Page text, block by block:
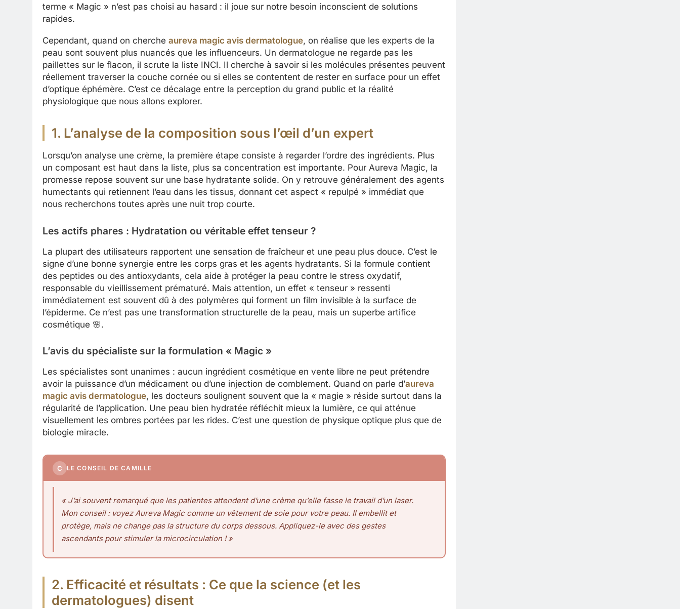
terme « Magic » n’est pas choisi au hasard : il joue sur notre besoin inconscient de solutions
rapides.
Cependant, quand on cherche aureva magic avis dermatologue, on réalise que les experts de la
peau sont souvent plus nuancés que les influenceurs. Un dermatologue ne regarde pas les
paillettes sur le flacon, il scrute la liste INCI. Il cherche à savoir si les molécules présentes peuvent
réellement traverser la couche cornée ou si elles se contentent de rester en surface pour un effet
d’optique éphémère. C’est ce décalage entre la perception du grand public et la réalité
physiologique que nous allons explorer.
1. L’analyse de la composition sous l’œil d’un expert
Lorsqu’on analyse une crème, la première étape consiste à regarder l’ordre des ingrédients. Plus
un composant est haut dans la liste, plus sa concentration est importante. Pour Aureva Magic, la
promesse repose souvent sur une base hydratante solide. On y retrouve généralement des agents
humectants qui retiennent l’eau dans les tissus, donnant cet aspect « repulpé » immédiat que
nous recherchons toutes après une nuit trop courte.
Les actifs phares : Hydratation ou véritable effet tenseur ?
La plupart des utilisateurs rapportent une sensation de fraîcheur et une peau plus douce. C’est le
signe d’une bonne synergie entre les corps gras et les agents hydratants. Si la formule contient
des peptides ou des antioxydants, cela aide à protéger la peau contre le stress oxydatif,
responsable du vieillissement prématuré. Mais attention, un effet « tenseur » ressenti
immédiatement est souvent dû à des polymères qui forment un film invisible à la surface de
l’épiderme. Ce n’est pas une transformation structurelle de la peau, mais un superbe artifice
cosmétique 🌸.
L’avis du spécialiste sur la formulation « Magic »
Les spécialistes sont unanimes : aucun ingrédient cosmétique en vente libre ne peut prétendre
avoir la puissance d’un médicament ou d’une injection de comblement. Quand on parle d’aureva
magic avis dermatologue, les docteurs soulignent souvent que la « magie » réside surtout dans la
régularité de l’application. Une peau bien hydratée réfléchit mieux la lumière, ce qui atténue
visuellement les ombres portées par les rides. C’est une question de physique optique plus que de
biologie miracle.
C LE CONSEIL DE CAMILLE
« J’ai souvent remarqué que les patientes attendent d’une crème qu’elle fasse le travail d’un laser.
Mon conseil : voyez Aureva Magic comme un vêtement de soie pour votre peau. Il embellit et
protège, mais ne change pas la structure du corps dessous. Appliquez-le avec des gestes
ascendants pour stimuler la microcirculation ! »
2. Efficacité et résultats : Ce que la science (et les
dermatologues) disent